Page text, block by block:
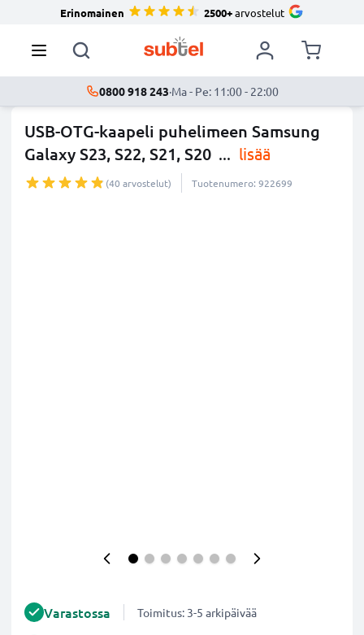
Erinomainen 2500+arvostelut
0800 918 243·Ma - Pe: 11:00 - 22:00
USB-OTG-kaapeli puhelimeen Samsung
Galaxy S23, S22, S21, S20 ... lisää
(40 arvostelut) Tuotenumero: 922699
Varastossa Toimitus: 3-5 arkipäivää